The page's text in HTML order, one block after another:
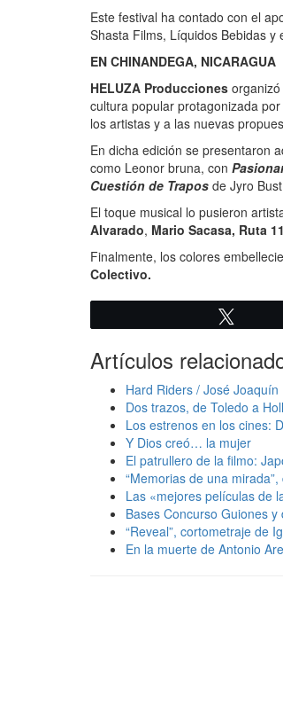
Este festival ha contado con el
Shasta Films, Líquidos Bebidas y
EN CHINANDEGA, NICARAGUA
HELUZA Producciones
cultura popular protagonizada
los artistas y a las nuevas
En dicha edición se presentaron
como Leonor bruna, con
Cuestión de Trapos de Jyro
El toque musical lo pusieron
Alvarado, Mario Sacasa, Ruta 11
Finalmente, los colores
Colectivo.
Artículos
Hard Riders / José Joaquín
Dos trazos, de Toledo a
Los estrenos en los cines:
Y Dios creó… la mujer
El patrullero de la filmo:
“Memorias de una
Las «mejores películas de
Bases Concurso Guiones
“Reveal”, cortometraje de
En la muerte de Antonio